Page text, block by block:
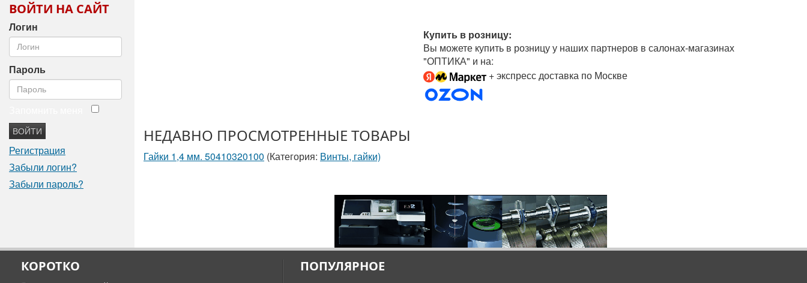
ВОЙТИ НА САЙТ
Логин
Пароль
ВОЙТИ
Регистрация
Забыли логин?
Забыли пароль?
Купить в розницу:
Вы можете купить в розницу у наших партнеров в салонах-магазинах
"ОПТИКА" и на:
+ экспресс доставка по Москве
НЕДАВНО ПРОСМОТРЕННЫЕ ТОВАРЫ
Гайки 1,4 мм. 50410320100 (Категория: Винты, гайки)
КОРОТКО ПОПУЛЯРНОЕ